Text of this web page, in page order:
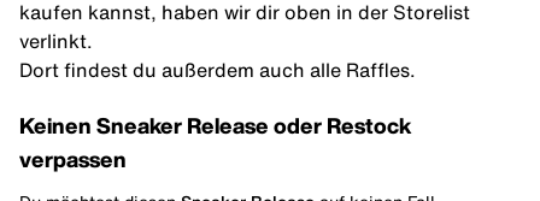
kaufen kannst, haben wir dir oben in der Storelist
verlinkt.
Dort findest du außerdem auch alle Raffles.
Keinen Sneaker Release oder Restock
verpassen